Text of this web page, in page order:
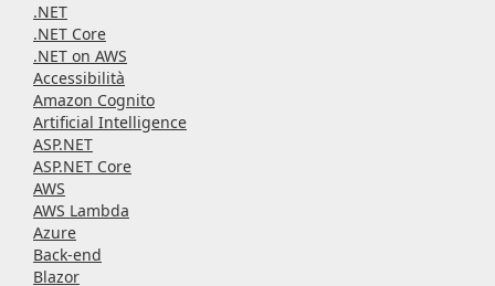
.NET
.NET Core
.NET on AWS
Accessibilità
Amazon Cognito
Artificial Intelligence
ASP.NET
ASP.NET Core
AWS
AWS Lambda
Azure
Back-end
Blazor